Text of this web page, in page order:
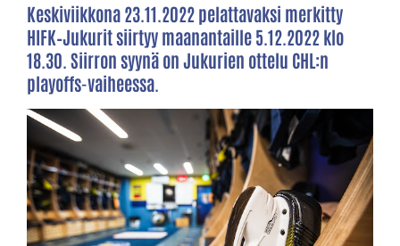
Keskiviikkona 23.11.2022 pelattavaksi merkitty
HIFK–Jukurit siirtyy maanantaille 5.12.2022 klo
18.30. Siirron syynä on Jukurien ottelu CHL:n
playoffs-vaiheessa.